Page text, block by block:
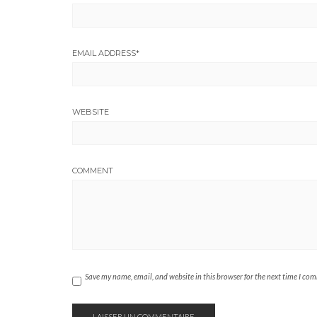
EMAIL ADDRESS*
WEBSITE
COMMENT
Save my name, email, and website in this browser for the next time I